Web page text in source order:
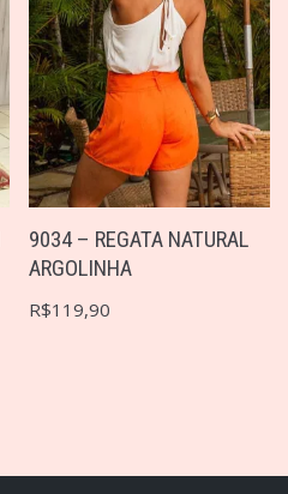
9034 – REGATA NATURAL
ARGOLINHA
R$119,90